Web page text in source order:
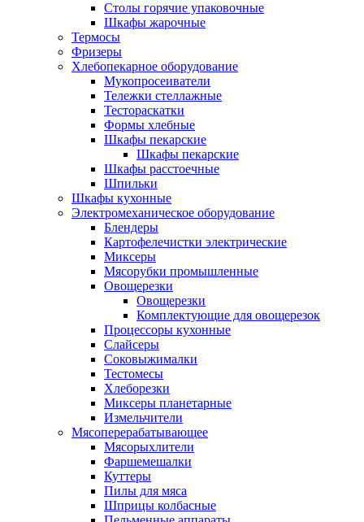
Столы горячие упаковочные
Шкафы жарочные
Термосы
Фризеры
Хлебопекарное оборудование
Мукопросеиватели
Тележки стеллажные
Тестораскатки
Формы хлебные
Шкафы пекарские
Шкафы пекарские
Шкафы расстоечные
Шпильки
Шкафы кухонные
Электромеханическое оборудование
Блендеры
Картофелечистки электрические
Миксеры
Мясорубки промышленные
Овощерезки
Овощерезки
Комплектующие для овощерезок
Процессоры кухонные
Слайсеры
Соковыжималки
Тестомесы
Хлеборезки
Миксеры планетарные
Измельчители
Мясоперерабатывающее
Мясорыхлители
Фаршемешалки
Куттеры
Пилы для мяса
Шприцы колбасные